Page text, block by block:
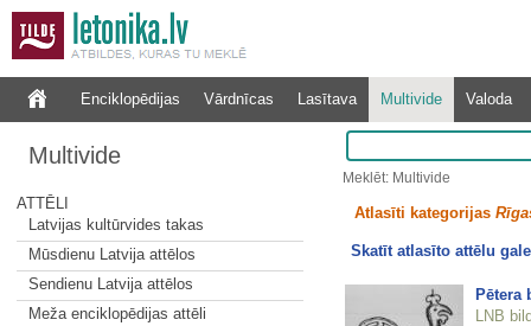
Enciklopēdijas Vārdnīcas Lasītava Multivide Valoda
Multivide
ATTĒLI
Latvijas kultūrvides takas
Mūsdienu Latvija attēlos
Sendienu Latvija attēlos
Meža enciklopēdijas attēli
Meklēt: Multivide
Atlasīti kategorijas
Skatīt atlasīto attēlu
Pētera
LNB